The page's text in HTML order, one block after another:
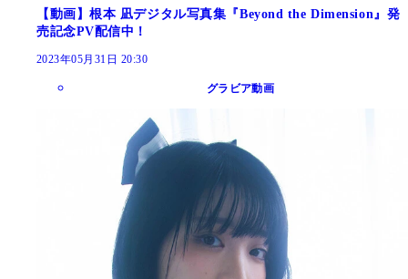
【動画】根本 凪デジタル写真集『Beyond the Dimension』発
売記念PV配信中！
2023年05月31日 20:30
グラビア動画